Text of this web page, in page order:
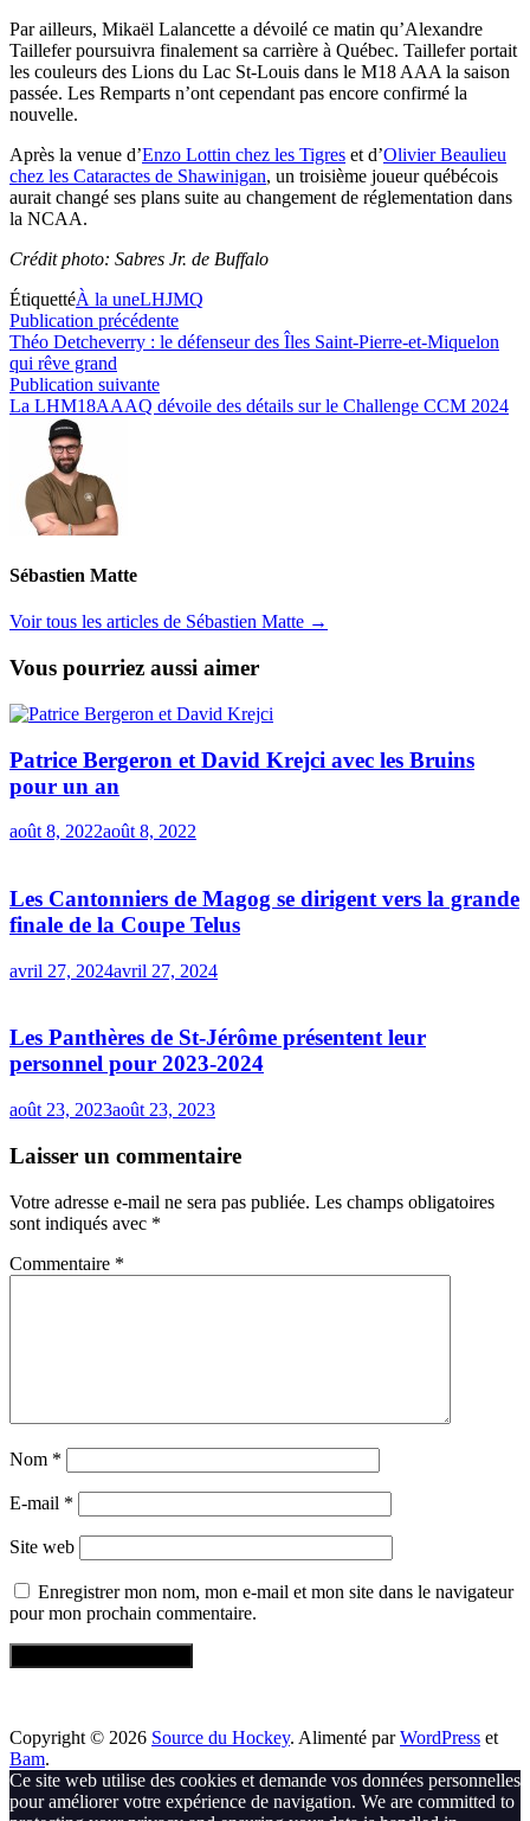
Par ailleurs, Mikaël Lalancette a dévoilé ce matin qu’Alexandre
Taillefer poursuivra finalement sa carrière à Québec. Taillefer portait
les couleurs des Lions du Lac St-Louis dans le M18 AAA la saison
passée. Les Remparts n’ont cependant pas encore confirmé la
nouvelle.
Après la venue d’Enzo Lottin chez les Tigres et d’Olivier Beaulieu
chez les Cataractes de Shawinigan, un troisième joueur québécois
aurait changé ses plans suite au changement de réglementation dans
la NCAA.
Crédit photo: Sabres Jr. de Buffalo
ÉtiquettéÀ la uneLHJMQ
Navigation
de
l’article
Publication précédentePublication
précédente :
Théo Detcheverry : le défenseur des Îles Saint-Pierre-et-Miquelon
qui rêve grand
Publication suivantePublication
suivante :
La LHM18AAAQ dévoile des détails sur le Challenge CCM 2024
Sébastien Matte
Voir tous les articles de Sébastien Matte →
Vous pourriez aussi aimer
Patrice Bergeron et David Krejci avec les Bruins
pour un an
août 8, 2022août 8, 2022
Les Cantonniers de Magog se dirigent vers la grande
finale de la Coupe Telus
avril 27, 2024avril 27, 2024
Les Panthères de St-Jérôme présentent leur
personnel pour 2023-2024
août 23, 2023août 23, 2023
Laisser un commentaire
Votre adresse e-mail ne sera pas publiée. Les champs obligatoires
sont indiqués avec *
Commentaire *
Nom *
E-mail *
Site web
Enregistrer mon nom, mon e-mail et mon site dans le navigateur
pour mon prochain commentaire.
Copyright © 2026 Source du Hockey. Alimenté parWordPress et
Bam.
Ce site web utilise des cookies et demande vos données personnelles
pour améliorer votre expérience de navigation. We are committed to